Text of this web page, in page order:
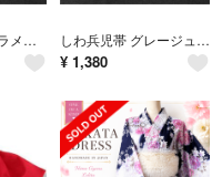
本日限定セール‼️ラメ兵児帯 ホワイト◇浴衣帯 しわ加工 しわ兵児帯 グレージュ◇大人用浴衣帯
¥ 1,380